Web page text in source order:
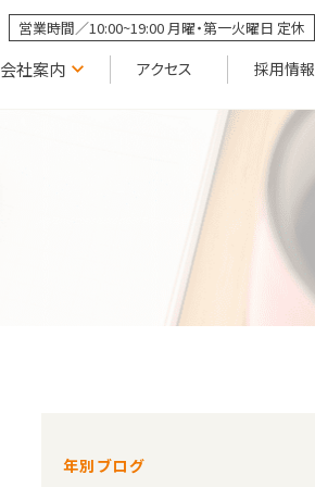
営業時間／10:00~19:00 月曜・第一火曜日 定休
会社案内 アクセス 採用情報
年別ブログ